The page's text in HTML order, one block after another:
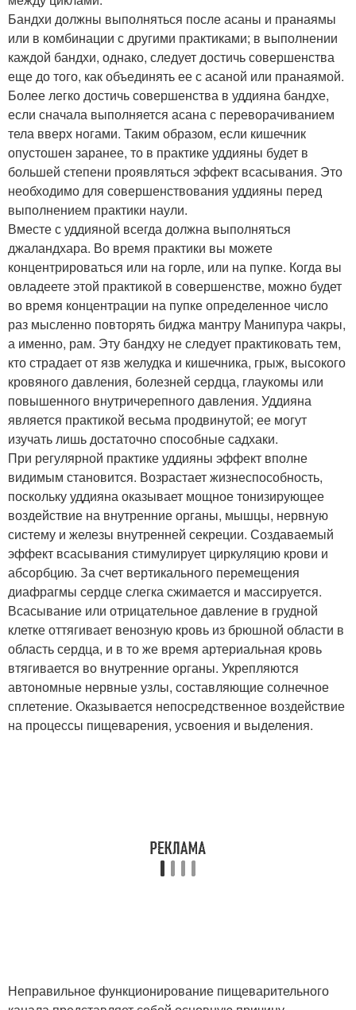
Бандхи должны выполняться после асаны и пранаямы
или в комбинации с другими практиками; в выполнении
каждой бандхи, однако, следует достичь совершенства
еще до того, как объединять ее с асаной или пранаямой.
Более легко достичь совершенства в уддияна бандхе,
если сначала выполняется асана с переворачиванием
тела вверх ногами. Таким образом, если кишечник
опустошен заранее, то в практике уддияны будет в
большей степени проявляться эффект всасывания. Это
необходимо для совершенствования уддияны перед
выполнением практики наули.
Вместе с уддияной всегда должна выполняться
джаландхара. Во время практики вы можете
концентрироваться или на горле, или на пупке. Когда вы
овладеете этой практикой в совершенстве, можно будет
во время концентрации на пупке определенное число
раз мысленно повторять биджа мантру Манипура чакры,
а именно, рам. Эту бандху не следует практиковать тем,
кто страдает от язв желудка и кишечника, грыж, высокого
кровяного давления, болезней сердца, глаукомы или
повышенного внутричерепного давления. Уддияна
является практикой весьма продвинутой; ее могут
изучать лишь достаточно способные садхаки.
При регулярной практике уддияны эффект вполне
видимым становится. Возрастает жизнеспособность,
поскольку уддияна оказывает мощное тонизирующее
воздействие на внутренние органы, мышцы, нервную
систему и железы внутренней секреции. Создаваемый
эффект всасывания стимулирует циркуляцию крови и
абсорбцию. За счет вертикального перемещения
диафрагмы сердце слегка сжимается и массируется.
Всасывание или отрицательное давление в грудной
клетке оттягивает венозную кровь из брюшной области в
область сердца, и в то же время артериальная кровь
втягивается во внутренние органы. Укрепляются
автономные нервные узлы, составляющие солнечное
сплетение. Оказывается непосредственное воздействие
на процессы пищеварения, усвоения и выделения.
Неправильное функционирование пищеварительного